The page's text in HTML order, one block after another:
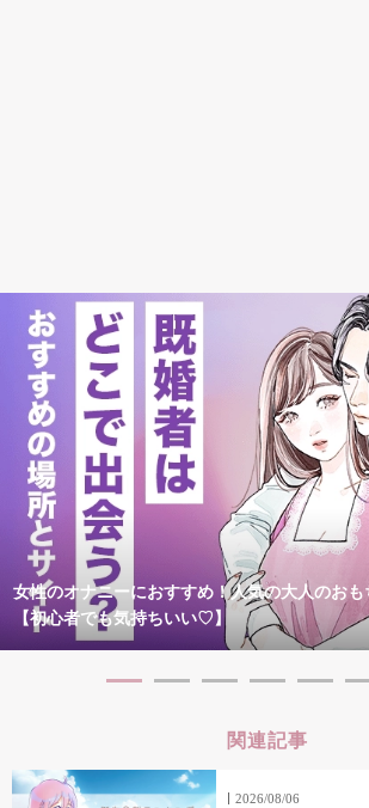
女性のオナニーにおすすめ！人気の大人のお
【初心者でも気持ちいい♡】
関連記事
2026/08/06